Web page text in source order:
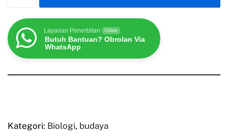
Layanan Penerbitan Online
Butuh Bantuan? Obrolan Via
WhatsApp
Kategori: Biologi, budaya